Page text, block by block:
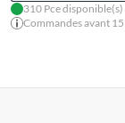
310 Pce disponible(s)
Commandes avant